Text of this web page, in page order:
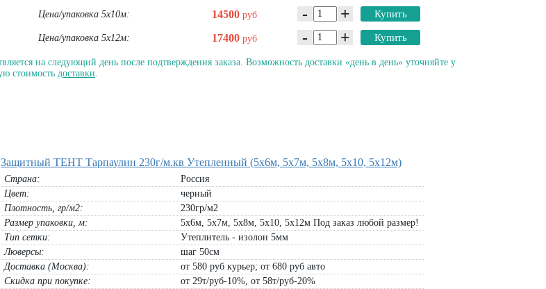
Цена/упаковка 5х10м: 14500 руб - + Купить
Цена/упаковка 5х12м: 17400 руб - + Купить
на следующий день после подтверждения заказа. Возможность доставки «день в день» уточняйте у
стоимость доставки.
Защитный ТЕНТ Тарпаулин 230г/м.кв Утепленный (5х6м, 5х7м, 5х8м, 5х10, 5х12м)
Страна:
Россия
Цвет:
черный
Плотность, гр/м2:
230гр/м2
Размер упаковки, м:
5х6м, 5х7м, 5х8м, 5х10, 5х12м Под заказ любой размер!
Тип сетки:
Утеплитель - изолон 5мм
Люверсы:
шаг 50см
Доставка (Москва):
от 580 руб курьер; от 680 руб авто
Скидка при покупке:
от 29т/руб-10%, от 58т/руб-20%